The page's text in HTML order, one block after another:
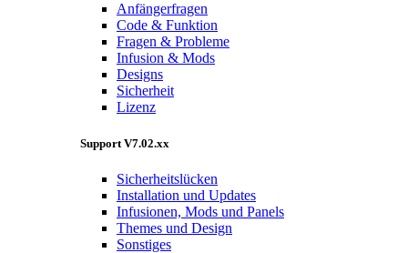
Anfängerfragen
Code & Funktion
Fragen & Probleme
Infusion & Mods
Designs
Sicherheit
Lizenz
Support V7.02.xx
Sicherheitslücken
Installation und Updates
Infusionen, Mods und Panels
Themes und Design
Sonstiges